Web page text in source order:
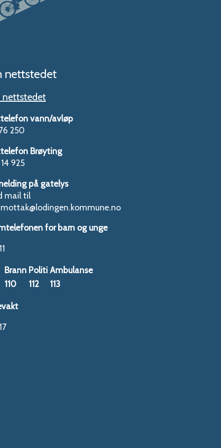
nettstedet
nettstedet
vann/avløp
250
Brøyting
925
på gatelys
mail til
for barn og unge
Brann PolitiAmbulanse
110
112 113